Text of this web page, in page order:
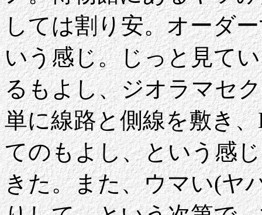
しては割り安。オーダ
いう感じ。じっと見て
るもよし、ジオラマセ
単に線路と側線を敷き
てのもよし、という感
きた。また、ウマい(ヤ